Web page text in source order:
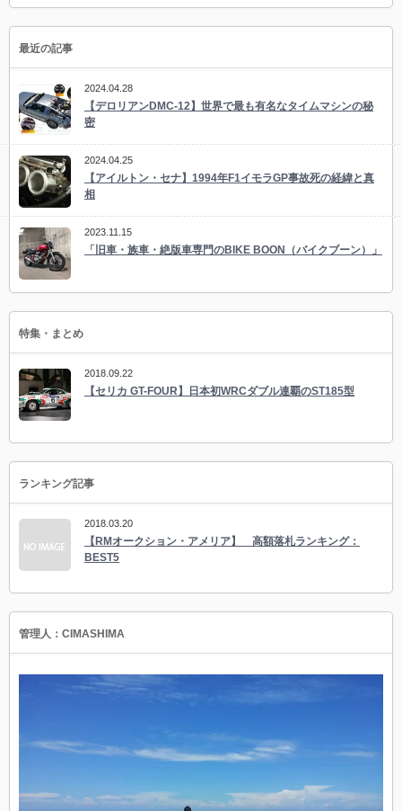
最近の記事
2024.04.28
【デロリアンDMC-12】世界で最も有名なタイムマシンの秘
密
2024.04.25
【アイルトン・セナ】1994年F1イモラGP事故死の経緯と真
相
2023.11.15
「旧車・族車・絶版車専門のBIKE BOON（バイクブーン）」
特集・まとめ
2018.09.22
【セリカ GT-FOUR】日本初WRCダブル連覇のST185型
ランキング記事
2018.03.20
【RMオークション・アメリア】 高額落札ランキング：
BEST5
管理人：CIMASHIMA